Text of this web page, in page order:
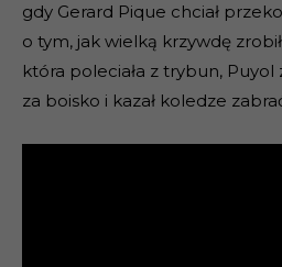
gdy Gerard Pique chciał
o tym, jak wielką krzywdę
która poleciała z trybun, Puyol
za boisko i kazał koledze